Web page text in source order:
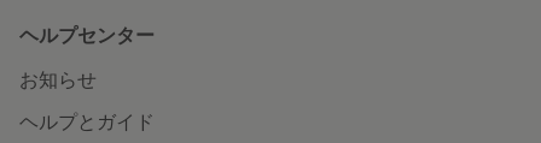
ヘルプセンター
お知らせ
ヘルプとガイド